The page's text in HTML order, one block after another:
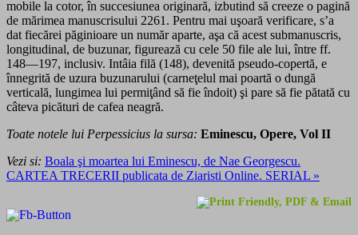
mobile la cotor, în succesiunea originară, izbutind să creeze o pagină
de mărimea manuscrisului 2261. Pentru mai uşoară verificare, s’a
dat fiecărei păginioare un număr aparte, aşa că acest submanuscris,
longitudinal, de buzunar, figurează cu cele 50 file ale lui, între ff.
148—197, inclusiv. Intâia filă (148), devenită pseudo-copertă, e
înnegrită de uzura buzunarului (carneţelul mai poartă o dungă
verticală, lungimea lui permiţând să fie îndoit) şi pare să fie pătată cu
câteva picături de cafea neagră.
Toate notele lui Perpessicius la sursa: Eminescu, Opere, Vol II
Vezi si: Boala şi moartea lui Eminescu, de Nae Georgescu.
CARTEA TRECERII publicata de Ziaristi Online. SERIAL »